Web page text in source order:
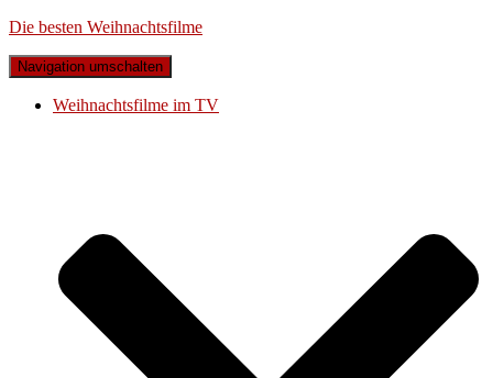
Die besten Weihnachtsfilme
Navigation umschalten
Weihnachtsfilme im TV